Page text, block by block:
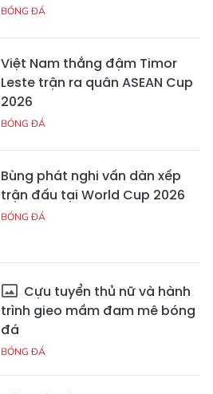
BÓNG ĐÁ
Việt Nam thắng đậm Timor
Leste trận ra quân ASEAN Cup
2026
BÓNG ĐÁ
Bùng phát nghi vấn dàn xếp
trận đấu tại World Cup 2026
BÓNG ĐÁ
Cựu tuyển thủ nữ và hành
trình gieo mầm đam mê bóng
đá
BÓNG ĐÁ